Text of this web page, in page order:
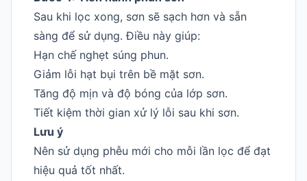
Sau khi lọc xong, sơn sẽ sạch hơn và sẵn
sàng để sử dụng. Điều này giúp:
Hạn chế nghẹt súng phun.
Giảm lỗi hạt bụi trên bề mặt sơn.
Tăng độ mịn và độ bóng của lớp sơn.
Tiết kiệm thời gian xử lý lỗi sau khi sơn.
Lưu ý
Nên sử dụng phễu mới cho mỗi lần lọc để đạt
hiệu quả tốt nhất.